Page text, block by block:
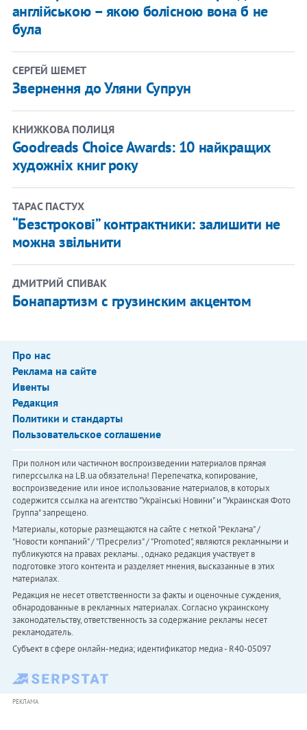
англійською – якою болісною вона б не
була
СЕРГЕЙ ШЕМЕТ
Звернення до Уляни Супрун
КНИЖКОВА ПОЛИЦЯ
Goodreads Choice Awards: 10 найкращих
художніх книг року
ТАРАС ПАСТУХ
“Безстрокові” контрактники: залишити не
можна звільнити
ДМИТРИЙ СПИВАК
Бонапартизм с грузинским акцентом
Про нас
Реклама на сайте
Ивенты
Редакция
Политики и стандарты
Пользовательское соглашение
При полном или частичном воспроизведении материалов прямая
гиперссылка на LB.ua обязательна! Перепечатка, копирование,
воспроизведение или иное использование материалов, в которых
содержится ссылка на агентство "Українськi Новини" и "Украинская Фото
Группа" запрещено.
Материалы, которые размещаются на сайте с меткой "Реклама" /
"Новости компаний" / "Пресрелиз" / "Promoted", являются рекламными и
публикуются на правах рекламы. , однако редакция участвует в
подготовке этого контента и разделяет мнения, высказанные в этих
материалах.
Редакция не несет ответственности за факты и оценочные суждения,
обнародованные в рекламных материалах. Согласно украинскому
законодательству, ответственность за содержание рекламы несет
рекламодатель.
Субъект в сфере онлайн-медиа; идентификатор медиа - R40-05097
РЕКЛАМА